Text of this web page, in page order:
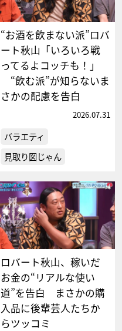
“お酒を飲まない派”ロバ
ート秋山「いろいろ戦
ってるよコッチも！」
“飲む派”が知らないま
さかの配慮を告白
2026.07.31
バラエティ
見取り図じゃん
ロバート秋山、稼いだ
お金の“リアルな使い
道”を告白 まさかの購
入品に後輩芸人たちか
らツッコミ